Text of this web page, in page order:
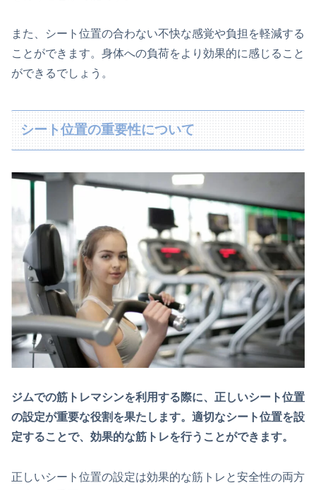
また、シート位置の合わない不快な感覚や負担を軽減する
ことができます。身体への負荷をより効果的に感じること
ができるでしょう。
シート位置の重要性について
ジムでの筋トレマシンを利用する際に、正しいシート位置
の設定が重要な役割を果たします。適切なシート位置を設
定することで、効果的な筋トレを行うことができます。
正しいシート位置の設定は効果的な筋トレと安全性の両方